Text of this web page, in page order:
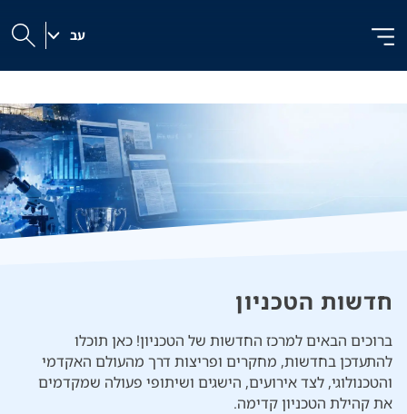
התוכן
עב
|
חדשות הטכניון
ברוכים הבאים למרכז החדשות של הטכניון! כאן תוכלו
להתעדכן בחדשות, מחקרים ופריצות דרך מהעולם האקדמי
והטכנולוגי, לצד אירועים, הישגים ושיתופי פעולה שמקדמים
את קהילת הטכניון קדימה.